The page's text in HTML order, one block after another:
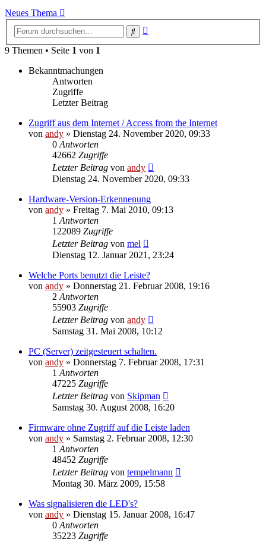
Neues Thema
Suche
9 Themen • Seite 1 von 1
Bekanntmachungen
Antworten
Zugriffe
Letzter Beitrag
Zugriff aus dem Internet / Access from the Internet
von andy » Dienstag 24. November 2020, 09:33
0 Antworten
42662 Zugriffe
Letzter Beitrag von andy
Dienstag 24. November 2020, 09:33
Hardware-Version-Erkennenung
von andy » Freitag 7. Mai 2010, 09:13
1 Antworten
122089 Zugriffe
Letzter Beitrag von mel
Dienstag 12. Januar 2021, 23:24
Welche Ports benutzt die Leiste?
von andy » Donnerstag 21. Februar 2008, 19:16
2 Antworten
55903 Zugriffe
Letzter Beitrag von andy
Samstag 31. Mai 2008, 10:12
PC (Server) zeitgesteuert schalten.
von andy » Donnerstag 7. Februar 2008, 17:31
1 Antworten
47225 Zugriffe
Letzter Beitrag von Skipman
Samstag 30. August 2008, 16:20
Firmware ohne Zugriff auf die Leiste laden
von andy » Samstag 2. Februar 2008, 12:30
1 Antworten
48452 Zugriffe
Letzter Beitrag von tempelmann
Montag 30. März 2009, 15:58
Was signalisieren die LED's?
von andy » Dienstag 15. Januar 2008, 16:47
0 Antworten
35223 Zugriffe